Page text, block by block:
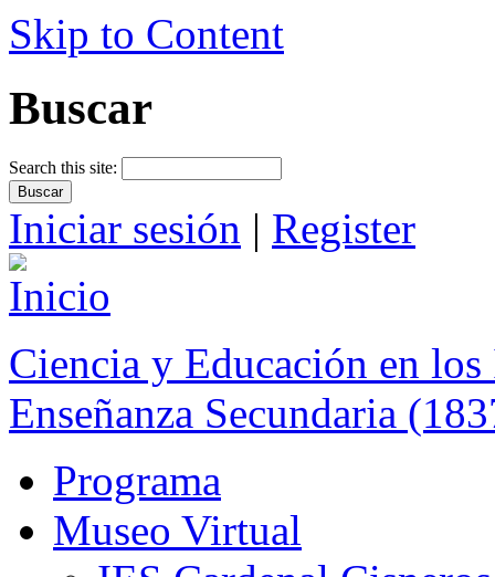
Skip to Content
Buscar
Search this site:
Iniciar sesión | Register
Ciencia y Educación en
Enseñanza Secundaria
Programa
Museo Virtual